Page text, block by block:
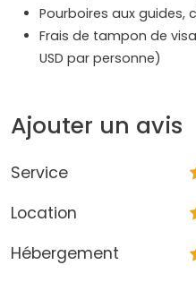
Pourboires aux guides,
Frais de tampon de
USD par personne)
Ajouter un avis
Service
Location
Hébergement